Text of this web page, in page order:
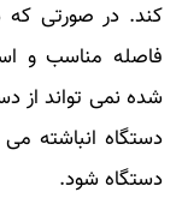
کند. در صورتی
فاصله مناسب و
شده نمی تواند از
دستگاه انباشته
دستگاه شود.